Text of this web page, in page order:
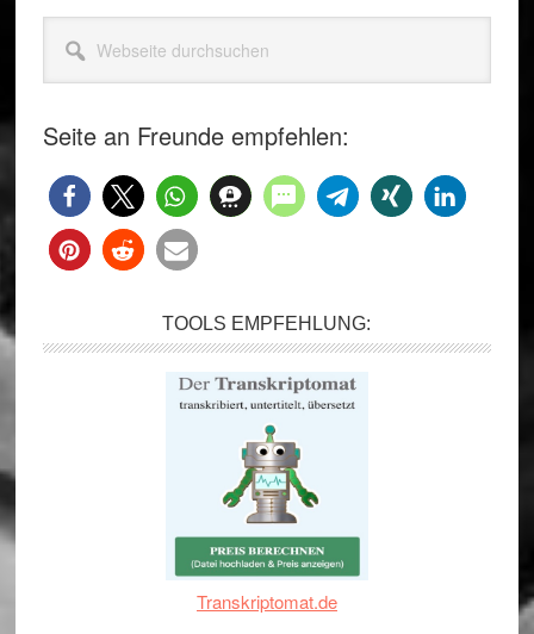
Seitenspalte
durchsuchen
Seite an Freunde empfehlen:
TOOLS EMPFEHLUNG:
Transkriptomat.de